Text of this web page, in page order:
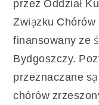
przez Oddział
Związku
finansowany ze
Bydgoszczy.
przeznaczane
chórów